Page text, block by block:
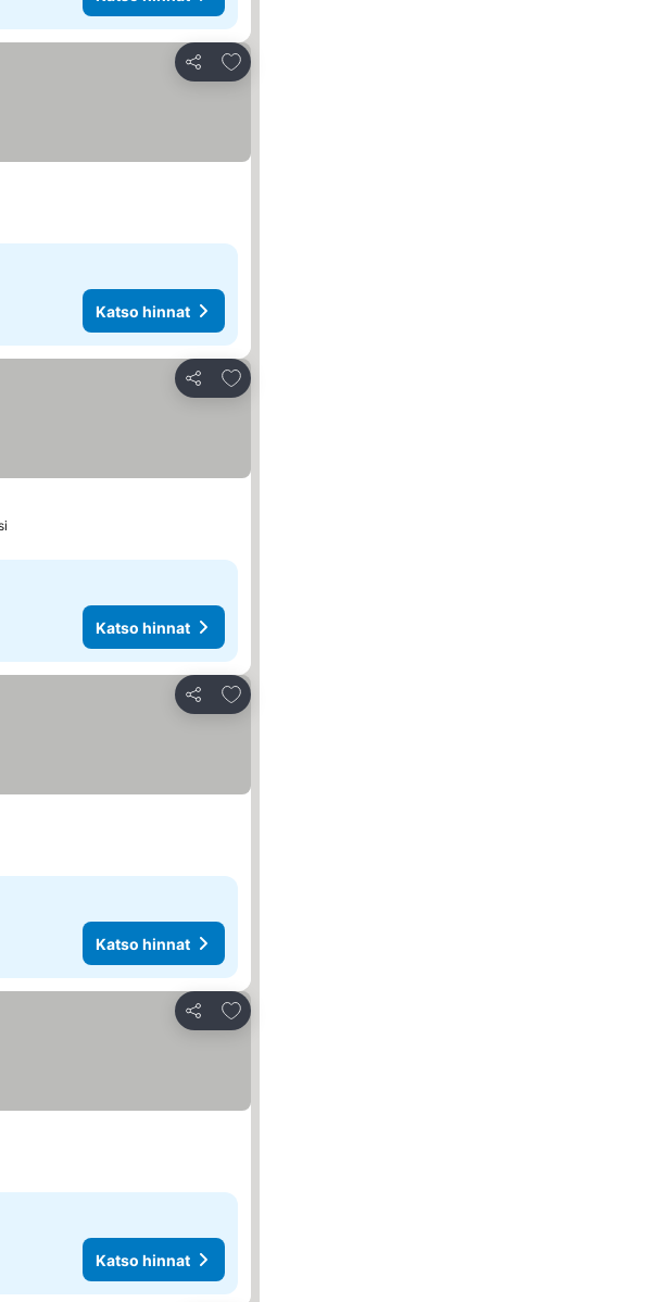
Jaa
Lisää suosikkeihin
Katso hinnat
Jaa
Lisää suosikkeihin
Katso hinnat
Jaa
Lisää suosikkeihin
Katso hinnat
Jaa
Lisää suosikkeihin
Katso hinnat